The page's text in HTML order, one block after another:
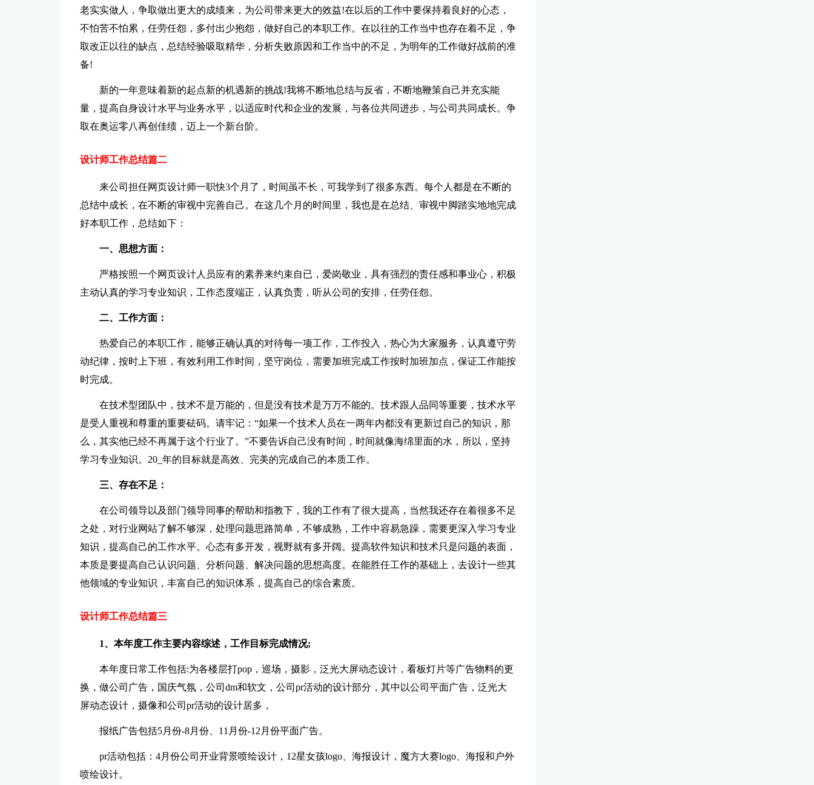
老实实做人，争取做出更大的成绩来，为公司带来更大的效益!在以后的工作中要保持着良好的心态，
不怕苦不怕累，任劳任怨，多付出少抱怨，做好自己的本职工作。在以往的工作当中也存在着不足，争
取改正以往的缺点，总结经验吸取精华，分析失败原因和工作当中的不足，为明年的工作做好战前的准
备!
新的一年意味着新的起点新的机遇新的挑战!我将不断地总结与反省，不断地鞭策自己并充实能
量，提高自身设计水平与业务水平，以适应时代和企业的发展，与各位共同进步，与公司共同成长。争
取在奥运零八再创佳绩，迈上一个新台阶。
设计师工作总结篇二
来公司担任网页设计师一职快3个月了，时间虽不长，可我学到了很多东西。每个人都是在不断的
总结中成长，在不断的审视中完善自己。在这几个月的时间里，我也是在总结、审视中脚踏实地地完成
好本职工作，总结如下：
一、思想方面：
严格按照一个网页设计人员应有的素养来约束自已，爱岗敬业，具有强烈的责任感和事业心，积极
主动认真的学习专业知识，工作态度端正，认真负责，听从公司的安排，任劳任怨。
二、工作方面：
热爱自己的本职工作，能够正确认真的对待每一项工作，工作投入，热心为大家服务，认真遵守劳
动纪律，按时上下班，有效利用工作时间，坚守岗位，需要加班完成工作按时加班加点，保证工作能按
时完成。
在技术型团队中，技术不是万能的，但是没有技术是万万不能的。技术跟人品同等重要，技术水平
是受人重视和尊重的重要砝码。请牢记：“如果一个技术人员在一两年内都没有更新过自己的知识，那
么，其实他已经不再属于这个行业了。”不要告诉自己没有时间，时间就像海绵里面的水，所以，坚持
学习专业知识。20_年的目标就是高效、完美的完成自己的本质工作。
三、存在不足：
在公司领导以及部门领导同事的帮助和指教下，我的工作有了很大提高，当然我还存在着很多不足
之处，对行业网站了解不够深，处理问题思路简单，不够成熟，工作中容易急躁，需要更深入学习专业
知识，提高自己的工作水平。心态有多开发，视野就有多开阔。提高软件知识和技术只是问题的表面，
本质是要提高自己认识问题、分析问题、解决问题的思想高度。在能胜任工作的基础上，去设计一些其
他领域的专业知识，丰富自己的知识体系，提高自己的综合素质。
设计师工作总结篇三
1、本年度工作主要内容综述，工作目标完成情况;
本年度日常工作包括:为各楼层打pop，巡场，摄影，泛光大屏动态设计，看板灯片等广告物料的更
换，做公司广告，国庆气氛，公司dm和软文，公司pr活动的设计部分，其中以公司平面广告，泛光大
屏动态设计，摄像和公司pr活动的设计居多，
报纸广告包括5月份-8月份、11月份-12月份平面广告。
pr活动包括：4月份公司开业背景喷绘设计，12星女孩logo、海报设计，魔方大赛logo、海报和户外
喷绘设计。